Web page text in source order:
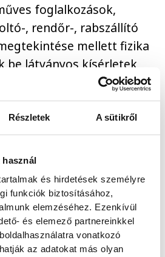
Részletek A sütikről
használ
és hirdetések személyre
funkciók biztosításához,
elemzéséhez. Ezenkívül
és elemező partnereinkkel
vonatkozó
az adatokat más olyan
foglalkozások,
, rendőr-, rabszállító
mellett fizika
be látványos kísérletek
gyerekeknek.
Orsolya Fashion
díjas Bónusz
Kung fusok
órától pedig a Fláre
színpadra.
Agóra